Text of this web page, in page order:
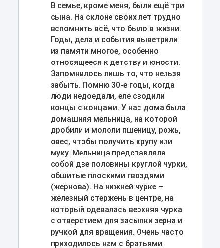
В семье, кроме меня, были ещё три
сына. На склоне своих лет трудно
вспомнить всё, что было в жизни.
Годы, дела и события выветрили
из памяти многое, особенно
относящееся к детству и юности.
Запомнилось лишь то, что нельзя
забыть. Помню 30-е годы, когда
люди недоедали, еле сводили
концы с концами. У нас дома была
домашняя мельница, на которой
дробили и мололи пшеницу, рожь,
овес, чтобы получить крупу или
муку. Мельница представляла
собой две половины круглой чурки,
обшитые плоскими гвоздями
(жернова). На нижней чурке –
железный стержень в центре, на
который одевалась верхняя чурка
с отверстием для засыпки зерна и
ручкой для вращения. Очень часто
приходилось нам с братьями